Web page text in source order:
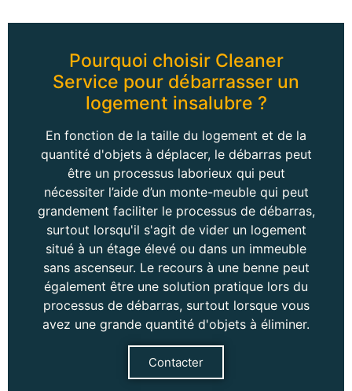
Pourquoi choisir Cleaner
Service pour débarrasser un
logement insalubre ?
En fonction de la taille du logement et de la
quantité d'objets à déplacer, le débarras peut
être un processus laborieux qui peut
nécessiter l’aide d’un monte-meuble qui peut
grandement faciliter le processus de débarras,
surtout lorsqu'il s'agit de vider un logement
situé à un étage élevé ou dans un immeuble
sans ascenseur. Le recours à une benne peut
également être une solution pratique lors du
processus de débarras, surtout lorsque vous
avez une grande quantité d'objets à éliminer.
Contacter